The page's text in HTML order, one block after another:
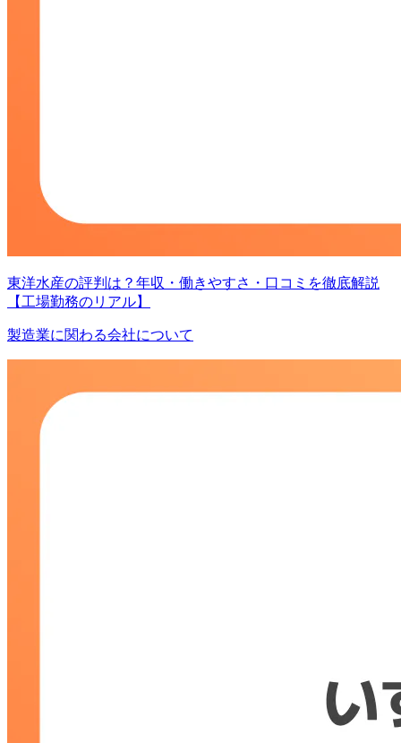
東洋水産の評判は？年収・働きやすさ・口コミを徹底解説
【工場勤務のリアル】
製造業に関わる会社について